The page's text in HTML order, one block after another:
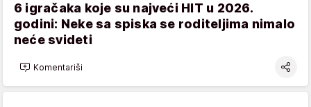
6 igračaka koje su najveći HIT u 2026.
godini: Neke sa spiska se roditeljima nimalo
neće svideti
Komentariši